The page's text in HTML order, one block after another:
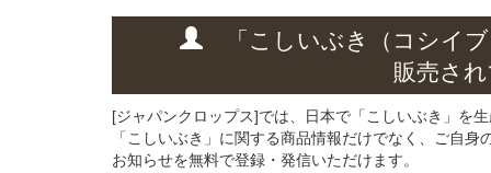
「こしいぶき（コシイ
販売さ
[ジャパンクロップス]では、日本で「こしいぶき」を
「こしいぶき」に関する商品情報だけでなく、ご自
お知らせを無料で登録・発信いただけます。